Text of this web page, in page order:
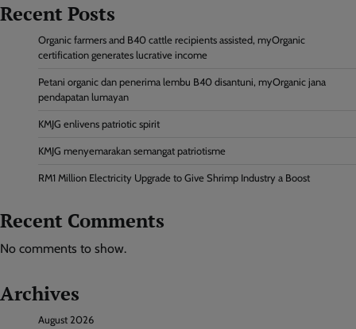
Recent Posts
Organic farmers and B40 cattle recipients assisted, myOrganic
certification generates lucrative income
Petani organic dan penerima lembu B40 disantuni, myOrganic jana
pendapatan lumayan
KMJG enlivens patriotic spirit
KMJG menyemarakan semangat patriotisme
RM1 Million Electricity Upgrade to Give Shrimp Industry a Boost
Recent Comments
No comments to show.
Archives
August 2026